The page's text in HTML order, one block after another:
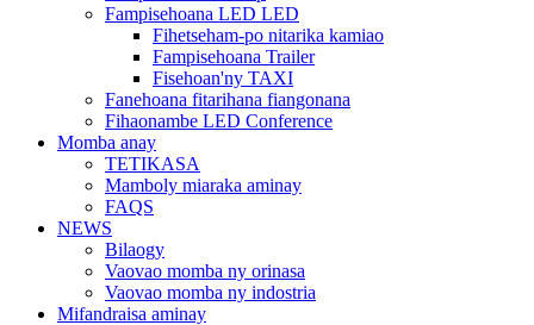
Fampisehoana LED LED
Fihetseham-po nitarika kamiao
Fampisehoana Trailer
Fisehoan'ny TAXI
Fanehoana fitarihana fiangonana
Fihaonambe LED Conference
Momba anay
TETIKASA
Mamboly miaraka aminay
FAQS
NEWS
Bilaogy
Vaovao momba ny orinasa
Vaovao momba ny indostria
Mifandraisa aminay